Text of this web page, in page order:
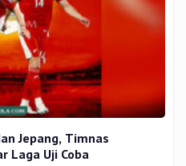
Jepang, Timnas
Laga Uji Coba